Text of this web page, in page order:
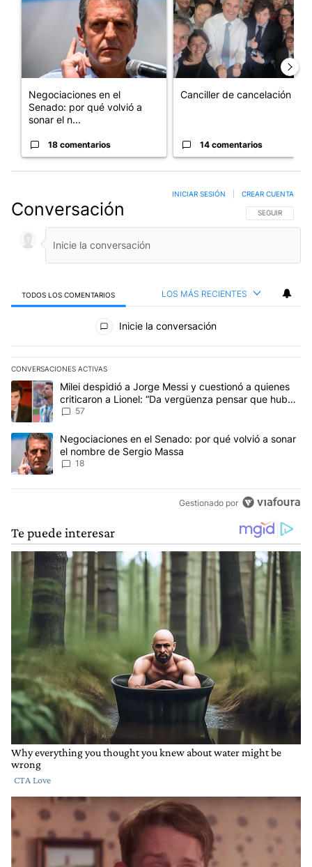
Negociaciones en el
Senado: por qué volvió a
sonar el n...
18 comentarios
Canciller de cancelación
14 comentarios
Conversación SIGA ESTA
SEGUIR
INICIAR SESIÓN CREAR CUENTA
TODOS LOS COMENTARIOS LOS MÁS RECIENTES
Todos los comentarios
Inicie la conversación
CONVERSACIONES ACTIVAS
Este listado muestra los artículos con más comentarios en los
Un artículo de tendencia con el título "Milei despidió a Jorge
Milei despidió a Jorge Messi y cuestionó a quienes
criticaron a Lionel: “Da vergüenza pensar que hubo
anti-Messi”
57
Un artículo de tendencia con el título "Negociaciones en el
Negociaciones en el Senado: por qué volvió a sonar
el nombre de Sergio Massa
18
Gestionado por